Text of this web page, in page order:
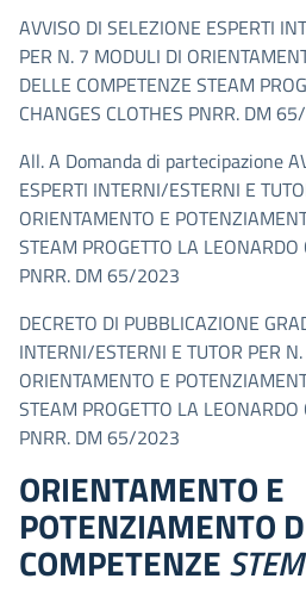
AVVISO DI SELEZIONE ESPERTI
PER N. 7 MODULI DI
DELLE COMPETENZE STEAM
CHANGES CLOTHES PNRR. DM
All. A Domanda di partecipazione
ESPERTI INTERNI/ESTERNI E
ORIENTAMENTO E
STEAM PROGETTO LA LEONARDO
PNRR. DM 65/2023
DECRETO DI PUBBLICAZIONE
INTERNI/ESTERNI E TUTOR PER
ORIENTAMENTO E
STEAM PROGETTO LA LEONARDO
PNRR. DM 65/2023
ORIENTAMENTO E
POTENZIAMENTO
COMPETENZE